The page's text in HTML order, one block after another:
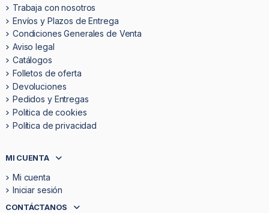
Trabaja con nosotros
Envíos y Plazos de Entrega
Condiciones Generales de Venta
Aviso legal
Catálogos
Folletos de oferta
Devoluciones
Pedidos y Entregas
Politica de cookies
Política de privacidad
MI CUENTA
Mi cuenta
Iniciar sesión
CONTÁCTANOS